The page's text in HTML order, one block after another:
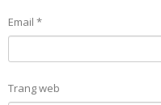
Email *
Trang web